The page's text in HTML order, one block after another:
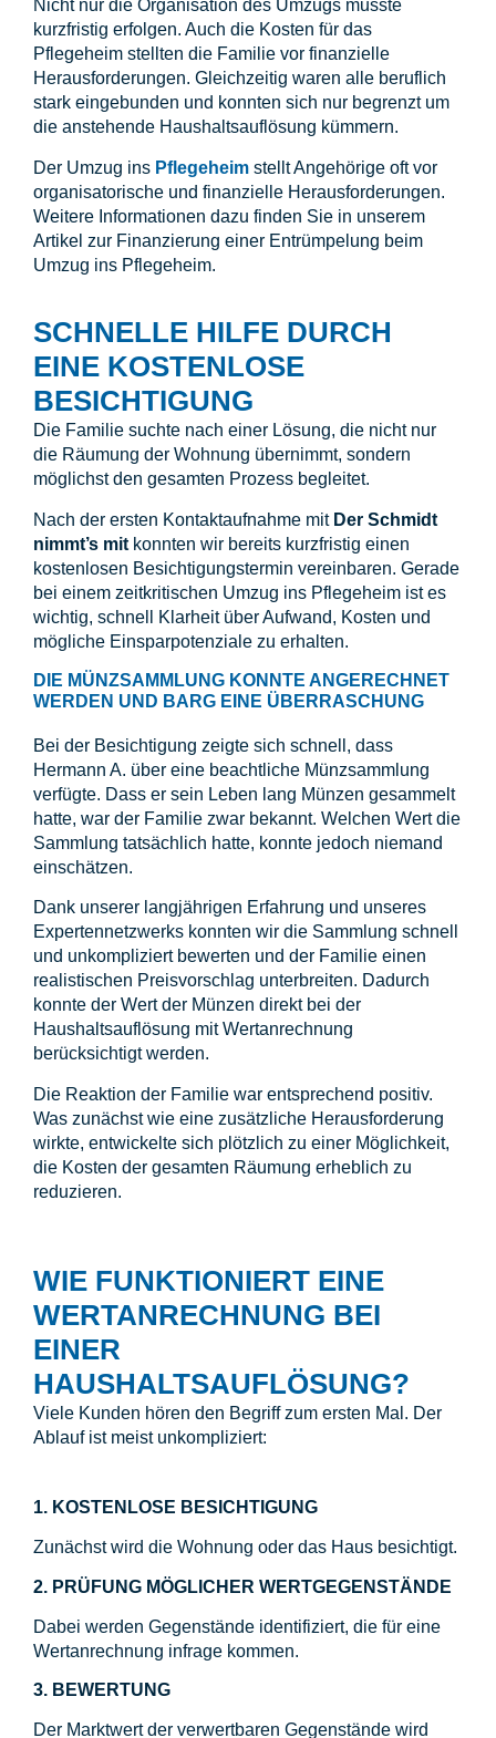
Nicht nur die Organisation des Umzugs musste
kurzfristig erfolgen. Auch die Kosten für das
Pflegeheim stellten die Familie vor finanzielle
Herausforderungen. Gleichzeitig waren alle beruflich
stark eingebunden und konnten sich nur begrenzt um
die anstehende Haushaltsauflösung kümmern.
Der Umzug ins Pflegeheim stellt Angehörige oft vor
organisatorische und finanzielle Herausforderungen.
Weitere Informationen dazu finden Sie in unserem
Artikel zur Finanzierung einer Entrümpelung beim
Umzug ins Pflegeheim.
SCHNELLE HILFE DURCH
EINE KOSTENLOSE
BESICHTIGUNG
Die Familie suchte nach einer Lösung, die nicht nur
die Räumung der Wohnung übernimmt, sondern
möglichst den gesamten Prozess begleitet.
Nach der ersten Kontaktaufnahme mit Der Schmidt
nimmt’s mit konnten wir bereits kurzfristig einen
kostenlosen Besichtigungstermin vereinbaren. Gerade
bei einem zeitkritischen Umzug ins Pflegeheim ist es
wichtig, schnell Klarheit über Aufwand, Kosten und
mögliche Einsparpotenziale zu erhalten.
DIE MÜNZSAMMLUNG KONNTE ANGERECHNET
WERDEN UND BARG EINE ÜBERRASCHUNG
Bei der Besichtigung zeigte sich schnell, dass
Hermann A. über eine beachtliche Münzsammlung
verfügte. Dass er sein Leben lang Münzen gesammelt
hatte, war der Familie zwar bekannt. Welchen Wert die
Sammlung tatsächlich hatte, konnte jedoch niemand
einschätzen.
Dank unserer langjährigen Erfahrung und unseres
Expertennetzwerks konnten wir die Sammlung schnell
und unkompliziert bewerten und der Familie einen
realistischen Preisvorschlag unterbreiten. Dadurch
konnte der Wert der Münzen direkt bei der
Haushaltsauflösung mit Wertanrechnung
berücksichtigt werden.
Die Reaktion der Familie war entsprechend positiv.
Was zunächst wie eine zusätzliche Herausforderung
wirkte, entwickelte sich plötzlich zu einer Möglichkeit,
die Kosten der gesamten Räumung erheblich zu
reduzieren.
WIE FUNKTIONIERT EINE
WERTANRECHNUNG BEI
EINER
HAUSHALTSAUFLÖSUNG?
Viele Kunden hören den Begriff zum ersten Mal. Der
Ablauf ist meist unkompliziert:
1. KOSTENLOSE BESICHTIGUNG
Zunächst wird die Wohnung oder das Haus besichtigt.
2. PRÜFUNG MÖGLICHER WERTGEGENSTÄNDE
Dabei werden Gegenstände identifiziert, die für eine
Wertanrechnung infrage kommen.
3. BEWERTUNG
Der Marktwert der verwertbaren Gegenstände wird